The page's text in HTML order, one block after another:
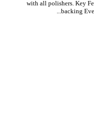
with all polishers. Key
backing